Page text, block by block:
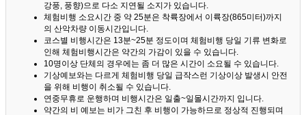
강풍, 풍향)으로 다소 지연될 소지가 있습니다.
체험비행 소요시간 중 약 25분은 착륙장에서 이륙장(865미터)까지
의 산악차량 이동시간입니다.
코스별 비행시간은 13분~25분 정도이며 체험비행 당일 기류 변화로
인해 체험비행시간은 약간의 가감이 있을 수 있습니다.
10명이상 단체의 경우에는 좀 더 많은 시간이 소요될 수 있습니다.
기상예보와는 다르게 체험비행 당일 급작스런 기상이상 발생시 안전
을 위해 비행이 취소될 수 있습니다.
연중무휴로 운행하며 비행시간은 일출~일몰시간까지 입니다.
약간의 비 예보는 비가 그친 후 비행이 가능하므로 정상적 진행되며